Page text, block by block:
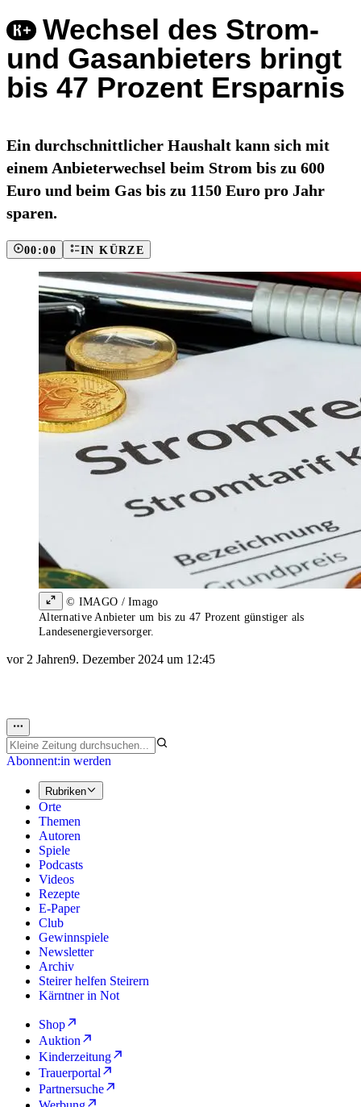
Wechsel des Strom-
und Gasanbieters bringt
bis 47 Prozent Ersparnis
Ein durchschnittlicher Haushalt kann sich mit
einem Anbieterwechsel beim Strom bis zu 600
Euro und beim Gas bis zu 1150 Euro pro Jahr
sparen.
00:00 IN KÜRZE
© IMAGO / Imago
Alternative Anbieter um bis zu 47 Prozent günstiger als
Landesenergieversorger.
vor 2 Jahren9. Dezember 2024 um 12:45
Abonnent:in werden
Rubriken
Orte
Themen
Autoren
Spiele
Podcasts
Videos
Rezepte
E-Paper
Club
Gewinnspiele
Newsletter
Archiv
Steirer helfen Steirern
Kärntner in Not
Shop
Auktion
Kinderzeitung
Trauerportal
Partnersuche